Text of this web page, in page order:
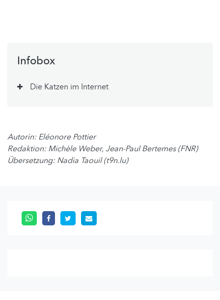
Infobox
Die Katzen im Internet
Autorin: Eléonore Pottier
Redaktion: Michèle Weber, Jean-Paul Bertemes (FNR)
Übersetzung: Nadia Taouil (t9n.lu)